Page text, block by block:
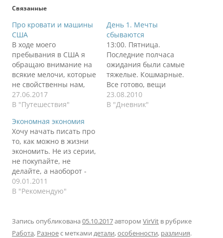
Связанные
Про кровати и машины
США
В ходе моего
пребывания в США я
обращаю внимание на
всякие мелочи, которые
не свойственны нам,
русским. Они не
хорошие, не плохие,
переезда встал вопрос
о благоустройстве
жизни, жилья. Об этом
чуть позже напишу,
пока наблюдение. В
магазинах мебели
каждый салон старается
показать и продать
27.06.2017
В "Путешествия"
День 1. Мечты
сбываются
13:00. Пятница.
Последние полчаса
ожидания были самые
тяжелые. Кошмарные.
Все готово, вещи
упакованы, а ты ждешь
остальных.
23.08.2010
В "Дневник"
Экономная экономия
Хочу начать писать про
то, как можно в жизни
экономить. Не из серии,
не покупайте, не
делайте, а наоборот -
покупайте, делайте.
Постепенно, по мере
Для чего нужно
экономить, думаю, не
09.01.2011
В "Рекомендую"
Запись опубликована 05.10.2017автором VirVit в рубрике
Работа, Разноес метками детали,особенности, различия.